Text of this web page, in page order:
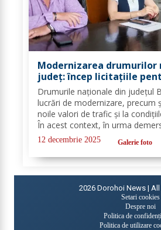
Modernizarea drumurilor
județ: încep licitațiile
fezabilitate
Drumurile naționale din județul
lucrări de modernizare, precum
noile valori de trafic și la
În acest context, în urma
echipa PSD Botoșani, Direcția
și Poduri Iași a scos la...
12 decembrie 2025 Galerie foto
2026 Dorohoi News | All
Setari cookies
Despre noi
Politica de
Politica de utilizare